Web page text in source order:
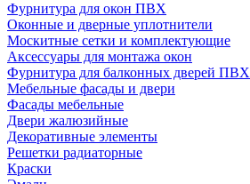
Фурнитура для окон ПВХ
Оконные и дверные уплотнители
Москитные сетки и комплектующие
Аксессуары для монтажа окон
Фурнитура для балконных дверей ПВХ
Мебельные фасады и двери
Фасады мебельные
Двери жалюзийные
Декоративные элементы
Решетки радиаторные
Краски